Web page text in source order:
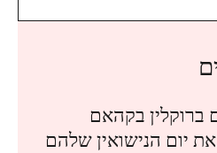
ברוקלין בקהאם
יום הנישואין שלהם